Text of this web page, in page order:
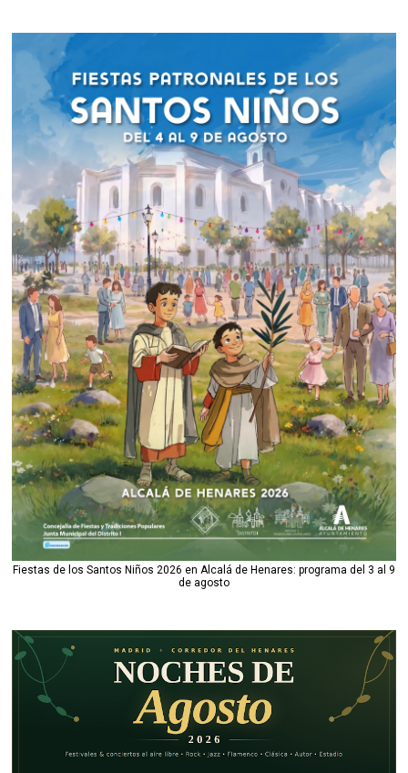
Fiestas de los Santos Niños 2026 en Alcalá de Henares: programa del 3 al 9
de agosto